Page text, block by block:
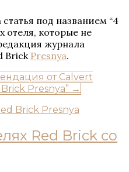
под названием “4
отеля, которые не
журнала
Brick Presnya.
от Сalvert
Presnya” →
Brick Presnya
Red Brick со